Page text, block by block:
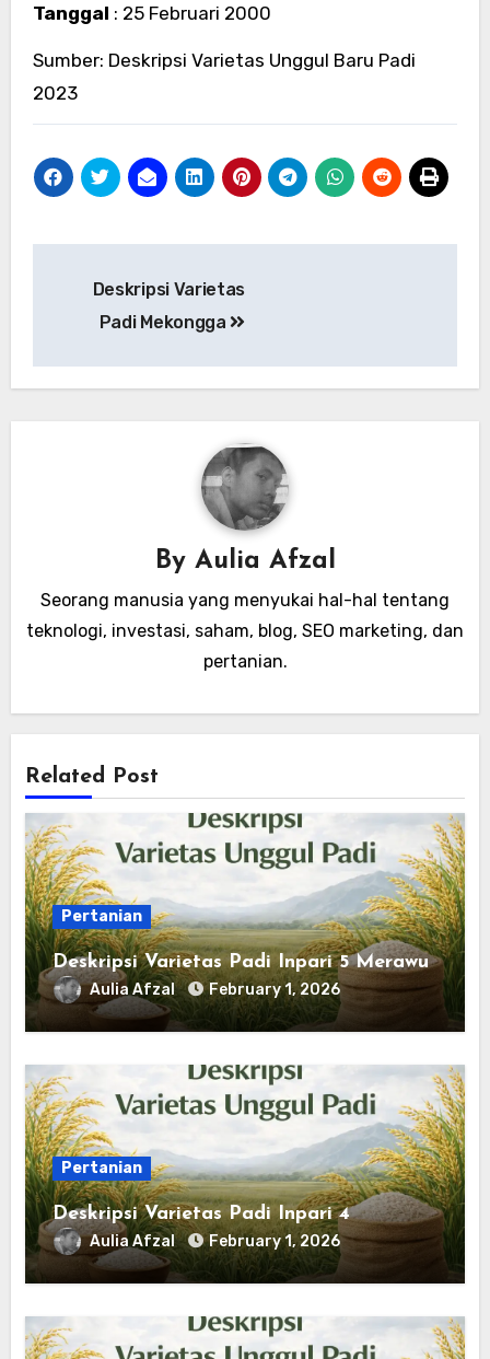
Tanggal : 25 Februari 2000
Sumber: Deskripsi Varietas Unggul Baru Padi
2023
navigation
Deskripsi Varietas
Padi Mekongga
By Aulia Afzal
Seorang manusia yang menyukai hal-hal tentang
teknologi, investasi, saham, blog, SEO marketing, dan
pertanian.
Related Post
Pertanian
Deskripsi Varietas Padi Inpari 5 Merawu
Aulia Afzal February 1, 2026
Pertanian
Deskripsi Varietas Padi Inpari 4
Aulia Afzal February 1, 2026